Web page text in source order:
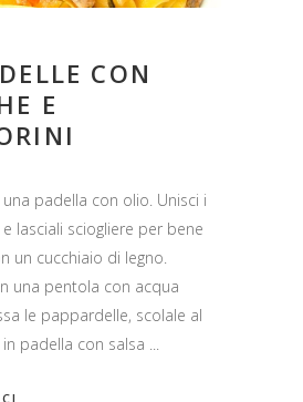
CON
E
padella con olio. Unisci i
lasciali sciogliere per bene
un cucchiaio di legno.
una pentola con acqua
le pappardelle, scolale al
padella con salsa